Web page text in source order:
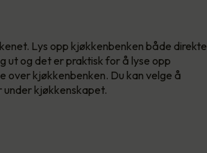
Lys opp kjøkkenbenken både direkte
ut og det er praktisk for å lyse opp
over kjøkkenbenken. Du kan velge å
kjøkkenskapet.